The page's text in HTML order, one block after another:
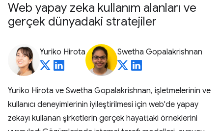
Web yapay zeka kullanım alanları ve
gerçek dünyadaki stratejiler
Yuriko Hirota Swetha Gopalakrishnan
Yuriko Hirota ve Swetha Gopalakrishnan, işletmelerinin ve
kullanıcı deneyimlerinin iyileştirilmesi için web'de yapay
zekayı kullanan şirketlerin gerçek hayattaki örneklerini